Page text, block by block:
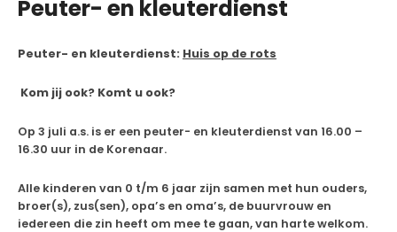
Peuter- en kleuterdienst
Peuter- en kleuterdienst: Huis op de rots
Kom jij ook? Komt u ook?
Op 3 juli a.s. is er een peuter- en kleuterdienst van 16.00 –
16.30 uur in de Korenaar.
Alle kinderen van 0 t/m 6 jaar zijn samen met hun ouders,
broer(s), zus(sen), opa’s en oma’s, de buurvrouw en
iedereen die zin heeft om mee te gaan, van harte welkom.